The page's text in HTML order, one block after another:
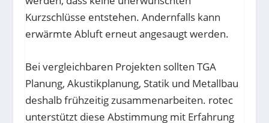
Kurzschlüsse entstehen. Andernfalls kann
erwärmte Abluft erneut angesaugt werden.
Bei vergleichbaren Projekten sollten TGA
Planung, Akustikplanung, Statik und Metallbau
deshalb frühzeitig zusammenarbeiten. rotec
unterstützt diese Abstimmung mit Erfahrung